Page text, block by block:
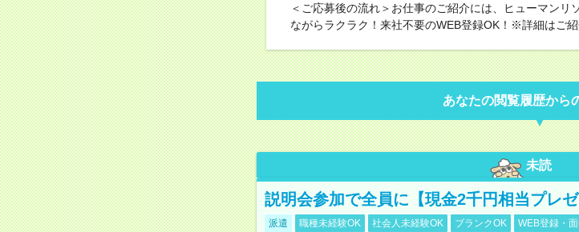
＜ご応募後の流れ＞お仕事のご紹介には、ヒューマン
ながらラクラク！来社不要のWEB登録OK！※詳細はご
あなたの閲覧履歴から
未読
説明会参加で全員に【現金2千円相当プレ
派遣 職種未経験OK 社会人未経験OK ブランクOK WEB登録・